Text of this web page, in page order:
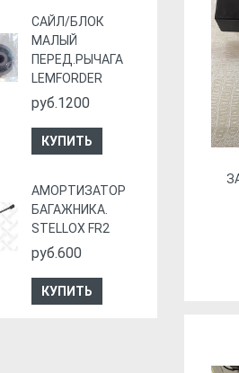
CАЙЛ/БЛОК
МАЛЫЙ
ПЕРЕД.РЫЧАГА
LEMFORDER
руб.1200
КУПИТЬ
АМОРТИЗАТОР
БАГАЖНИКА.
STELLOX FR2
руб.600
КУПИТЬ